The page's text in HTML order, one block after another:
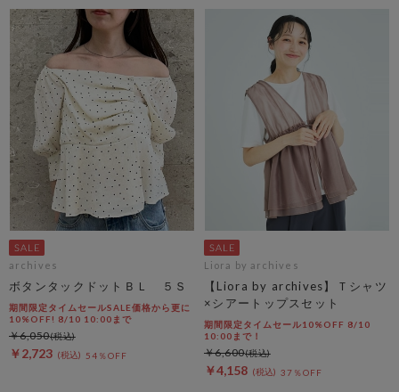
archives
ボタンタックドットＢＬ ５Ｓ
期間限定タイムセールSALE価格から更に
10%OFF! 8/10 10:00まで
￥2,723 54％OFF
￥6,050
Liora by archives
【Liora by archives】Ｔシャツ
×シアートップスセット
期間限定タイムセール10%OFF 8/10
10:00まで！
￥4,158 37％OFF
￥6,600